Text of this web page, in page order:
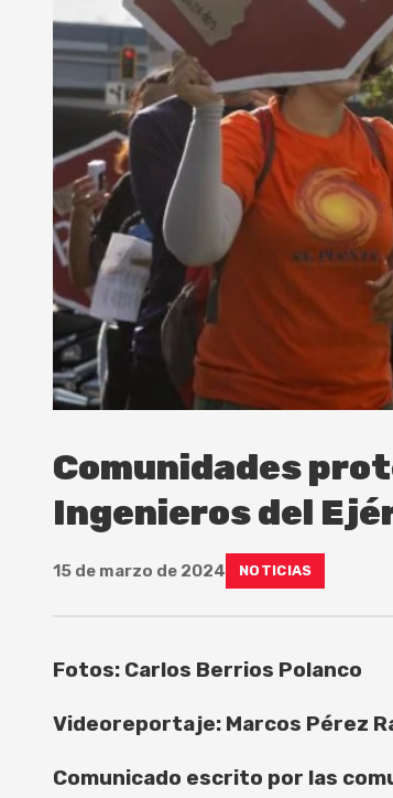
Comunidades
Ingenieros del
15 de marzo de 2024 NOTICIAS
Fotos: Carlos Berrios Polanco
Videoreportaje: Marcos Pérez
Comunicado escrito por las